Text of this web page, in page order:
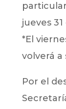
jueves
*El
volverá a
Por el